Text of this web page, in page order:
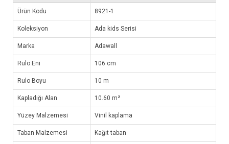
Ürün Kodu 8921-1
Koleksiyon Ada kids Serisi
Marka Adawall
Rulo Eni 106 cm
Rulo Boyu 10 m
Kapladığı Alan 10.60 m²
Yüzey Malzemesi Vinil kaplama
Taban Malzemesi Kağıt taban